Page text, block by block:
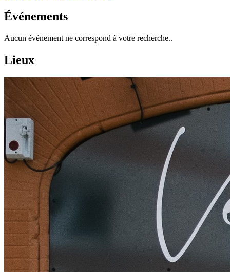
Événements
Aucun événement ne correspond à votre recherche..
Lieux